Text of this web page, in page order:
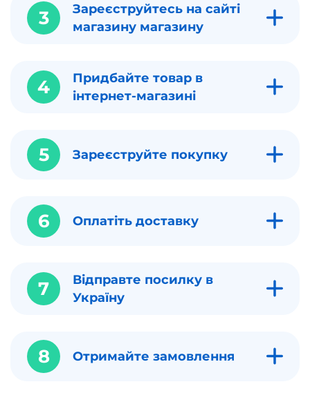
3
Зареєструйтесь на сайті
магазину магазину
4
Придбайте товар в
інтернет-магазині
5 Зареєструйте покупку
6 Оплатіть доставку
7
Відправте посилку в
Україну
8 Отримайте замовлення